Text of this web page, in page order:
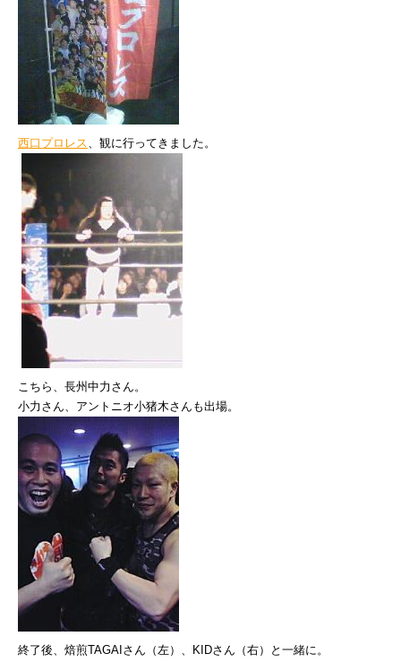
西口プロレス 、観に行ってきました。
こちら、長州中力さん。
小力さん、アントニオ小猪木さんも出場。
終了後、焙煎TAGAIさん（左）、KIDさん（右）と一緒に。